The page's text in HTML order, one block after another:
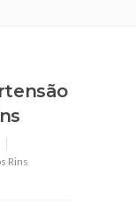
Rins